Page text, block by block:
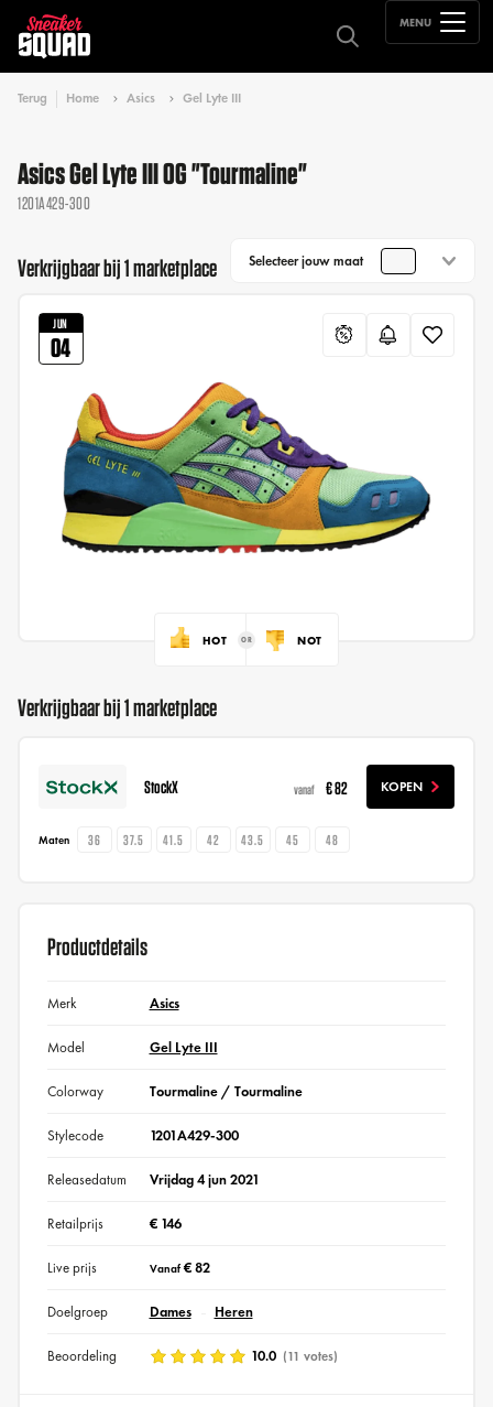
MENU
Terug Home Asics Gel Lyte III
Asics Gel Lyte III OG "Tourmaline"
1201A429-300
Verkrijgbaar bij 1 marketplace Selecteer jouw maat
JUN
04
HOT NOT
Verkrijgbaar bij 1 marketplace
StockX vanaf € 82 KOPEN
Maten 36 37.5 41.5 42 43.5 45 48
Productdetails
Merk Asics
Model Gel Lyte III
Colorway Tourmaline / Tourmaline
Stylecode 1201A429-300
Releasedatum Vrijdag 4 jun 2021
Retailprijs € 146
Live prijs Vanaf€ 82
Doelgroep Dames Heren
Beoordeling 10.0 (11 votes)